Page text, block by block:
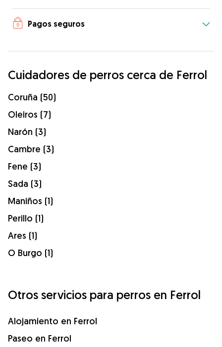
Pagos seguros
Cuidadores de perros cerca de Ferrol
Coruña (50)
Oleiros (7)
Narón (3)
Cambre (3)
Fene (3)
Sada (3)
Maniños (1)
Perillo (1)
Ares (1)
O Burgo (1)
Otros servicios para perros en Ferrol
Alojamiento en Ferrol
Paseo en Ferrol